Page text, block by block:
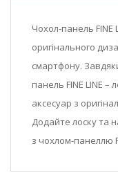
Чохол-панель FINE
оригінального
смартфону.
панель FINE LINE
аксесуар з
Додайте лоску та
з чохлом-панеллю